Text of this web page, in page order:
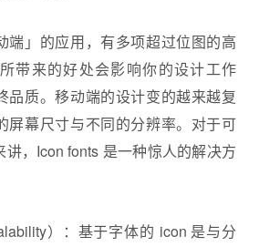
端」的应用，有多项超过位图的高
带来的好处会影响你的设计工作
品质。移动端的设计变的越来越复
屏幕尺寸与不同的分辨率。对于可
，Icon fonts 是一种惊人的解决方
）：基于字体的 icon 是与分